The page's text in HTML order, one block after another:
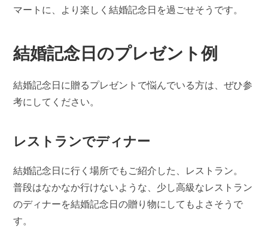
マートに、より楽しく結婚記念日を過ごせそうです。
結婚記念日のプレゼント例
結婚記念日に贈るプレゼントで悩んでいる方は、ぜひ参
考にしてください。
レストランでディナー
結婚記念日に行く場所でもご紹介した、レストラン。
普段はなかなか行けないような、少し高級なレストラン
のディナーを結婚記念日の贈り物にしてもよさそうで
す。